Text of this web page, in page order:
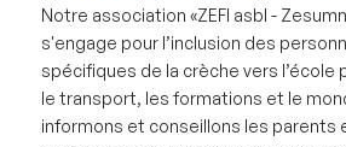
Notre association «ZEFI asbl -
s'engage pour l’inclusion des
spécifiques de la crèche vers l’école
le transport, les formations et le
informons et conseillons les parents